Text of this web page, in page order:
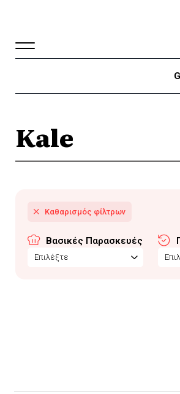
Kale
Βασικές Παρασκευές
Επιλέξτε